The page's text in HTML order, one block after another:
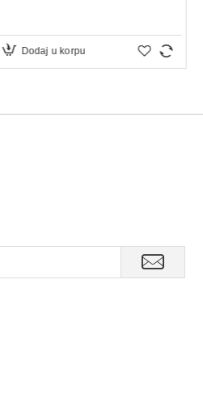
Dodaj u korpu